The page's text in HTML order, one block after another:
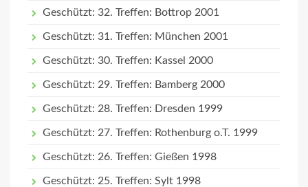
Geschützt: 32. Treffen: Bottrop 2001
Geschützt: 31. Treffen: München 2001
Geschützt: 30. Treffen: Kassel 2000
Geschützt: 29. Treffen: Bamberg 2000
Geschützt: 28. Treffen: Dresden 1999
Geschützt: 27. Treffen: Rothenburg o.T. 1999
Geschützt: 26. Treffen: Gießen 1998
Geschützt: 25. Treffen: Sylt 1998